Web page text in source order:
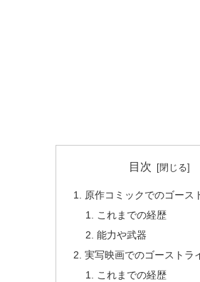
目次
原作コミックでのゴース
これまでの経歴
能力や武器
実写映画でのゴーストラ
これまでの経歴